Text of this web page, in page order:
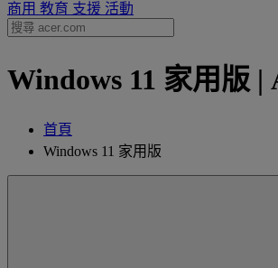
商用 教育 支援 活動
Windows 11 家用版 |
首頁
Windows 11 家用版